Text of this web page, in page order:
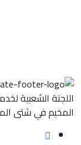
اللجنة الشعبية
المخيم في شتى